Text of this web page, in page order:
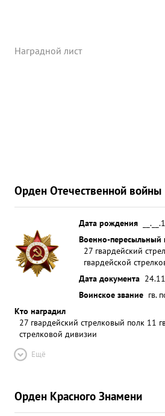
Наградной лист
Орден Отечественной войны
Дата рождения
Военно-пересыльный
27 гвардейский
гвардейской
Дата документа
Воинское звание гв.
Кто наградил
27 гвардейский стрелковый полк 11
стрелковой дивизии
Ещё
Орден Красного Знамени